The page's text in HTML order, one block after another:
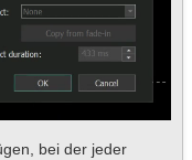
bei der jeder